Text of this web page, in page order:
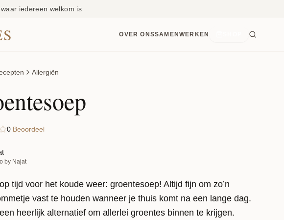
iedereen welkom is
OVER ONSSAMENWERKEN
Allergiën
0 Beoordeel
by Najat
tijd voor het koude weer: groentesoep! Altijd fijn om zo’n
vast te houden wanneer je thuis komt na een lange dag.
heerlijk alternatief om allerlei groentes binnen te krijgen.